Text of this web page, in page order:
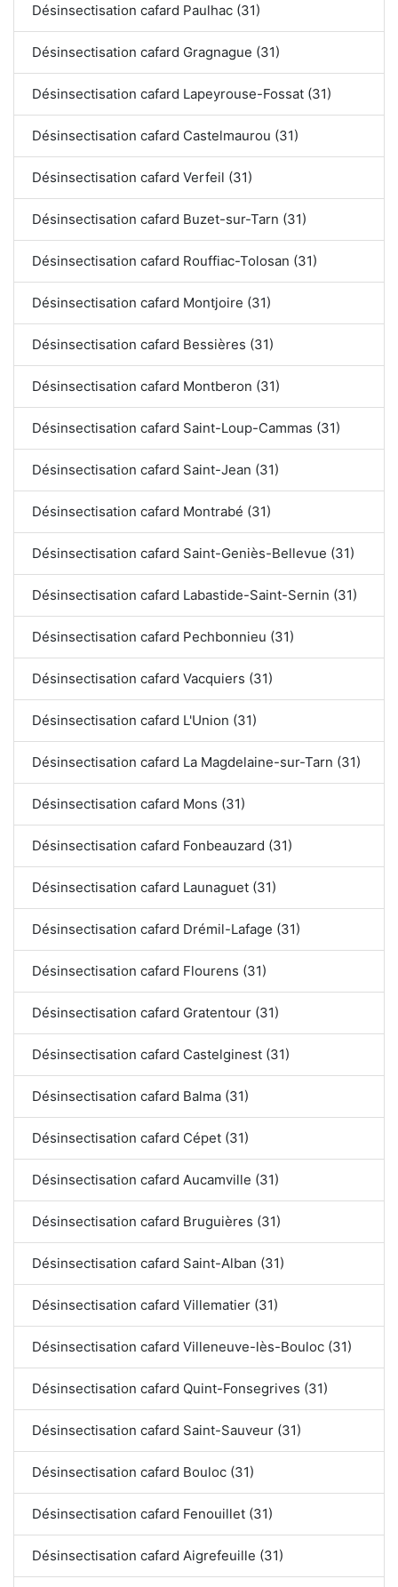
Désinsectisation cafard Paulhac (31)
Désinsectisation cafard Gragnague (31)
Désinsectisation cafard Lapeyrouse-Fossat (31)
Désinsectisation cafard Castelmaurou (31)
Désinsectisation cafard Verfeil (31)
Désinsectisation cafard Buzet-sur-Tarn (31)
Désinsectisation cafard Rouffiac-Tolosan (31)
Désinsectisation cafard Montjoire (31)
Désinsectisation cafard Bessières (31)
Désinsectisation cafard Montberon (31)
Désinsectisation cafard Saint-Loup-Cammas (31)
Désinsectisation cafard Saint-Jean (31)
Désinsectisation cafard Montrabé (31)
Désinsectisation cafard Saint-Geniès-Bellevue (31)
Désinsectisation cafard Labastide-Saint-Sernin (31)
Désinsectisation cafard Pechbonnieu (31)
Désinsectisation cafard Vacquiers (31)
Désinsectisation cafard L'Union (31)
Désinsectisation cafard La Magdelaine-sur-Tarn (31)
Désinsectisation cafard Mons (31)
Désinsectisation cafard Fonbeauzard (31)
Désinsectisation cafard Launaguet (31)
Désinsectisation cafard Drémil-Lafage (31)
Désinsectisation cafard Flourens (31)
Désinsectisation cafard Gratentour (31)
Désinsectisation cafard Castelginest (31)
Désinsectisation cafard Balma (31)
Désinsectisation cafard Cépet (31)
Désinsectisation cafard Aucamville (31)
Désinsectisation cafard Bruguières (31)
Désinsectisation cafard Saint-Alban (31)
Désinsectisation cafard Villematier (31)
Désinsectisation cafard Villeneuve-lès-Bouloc (31)
Désinsectisation cafard Quint-Fonsegrives (31)
Désinsectisation cafard Saint-Sauveur (31)
Désinsectisation cafard Bouloc (31)
Désinsectisation cafard Fenouillet (31)
Désinsectisation cafard Aigrefeuille (31)